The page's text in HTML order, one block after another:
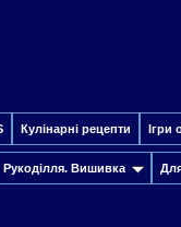
Кулінарні рецепти Ігри
Рукоділля. Вишивка